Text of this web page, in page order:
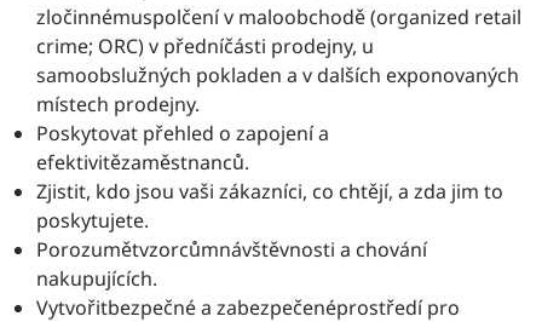
zločinnémuspolčení v maloobchodě (organized retail
crime; ORC) v předníčásti prodejny, u
samoobslužných pokladen a v dalších exponovaných
místech prodejny.
Poskytovat přehled o zapojení a
efektivitězaměstnanců.
Zjistit, kdo jsou vaši zákazníci, co chtějí, a zda jim to
poskytujete.
Porozumětvzorcůmnávštěvnosti a chování
nakupujících.
Vytvořitbezpečné a zabezpečenéprostředí pro